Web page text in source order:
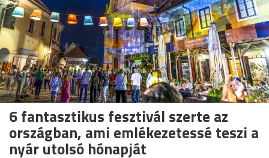
6 fantasztikus fesztivál szerte az
országban, ami emlékezetessé teszi a
nyár utolsó hónapját